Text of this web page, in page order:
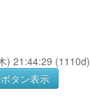
) 21:44:29 (1110d)
タン表示